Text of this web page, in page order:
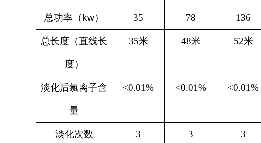
总功率（kw） 35 78 136
总长度（直线长
度）
35米 48米 52米
淡化后氯离子含
量
<0.01% <0.01% <0.01%
淡化次数 3 3 3